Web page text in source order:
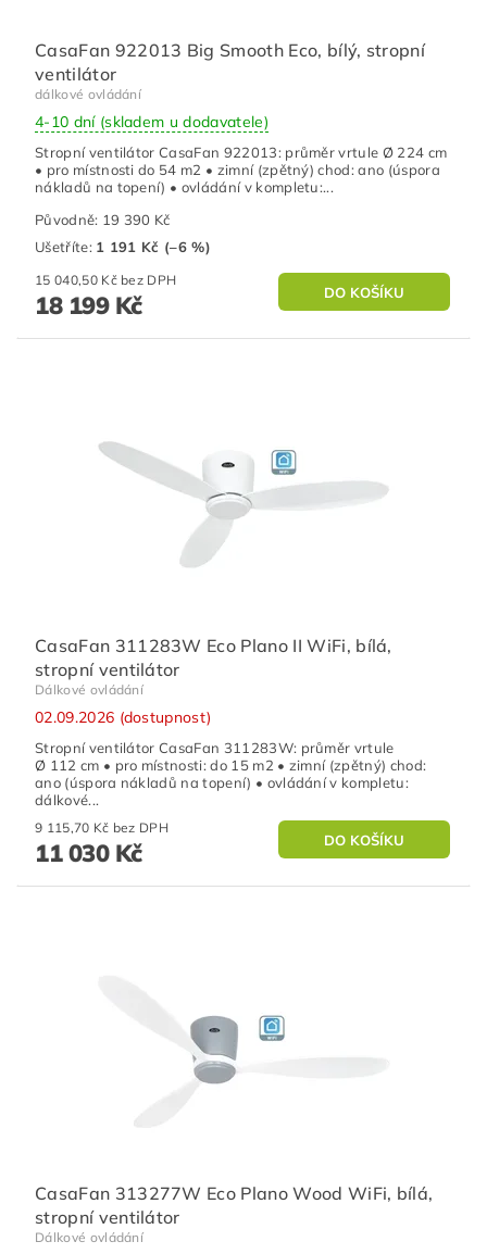
CasaFan 922013 Big Smooth Eco, bílý, stropní
ventilátor
dálkové ovládání
4-10 dní (skladem u dodavatele)
Stropní ventilátor CasaFan 922013: průměr vrtule Ø 224 cm
• pro místnosti do 54 m2 • zimní (zpětný) chod: ano (úspora
nákladů na topení) • ovládání v kompletu:...
Původně: 19 390 Kč
Ušetříte: 1 191 Kč (–6 %)
15 040,50 Kč bez DPH
18 199 Kč
CasaFan 311283W Eco Plano II WiFi, bílá,
stropní ventilátor
Dálkové ovládání
02.09.2026 (dostupnost)
Stropní ventilátor CasaFan 311283W: průměr vrtule
Ø 112 cm • pro místnosti: do 15 m2 • zimní (zpětný) chod:
ano (úspora nákladů na topení) • ovládání v kompletu:
dálkové...
9 115,70 Kč bez DPH
11 030 Kč
CasaFan 313277W Eco Plano Wood WiFi, bílá,
stropní ventilátor
Dálkové ovládání